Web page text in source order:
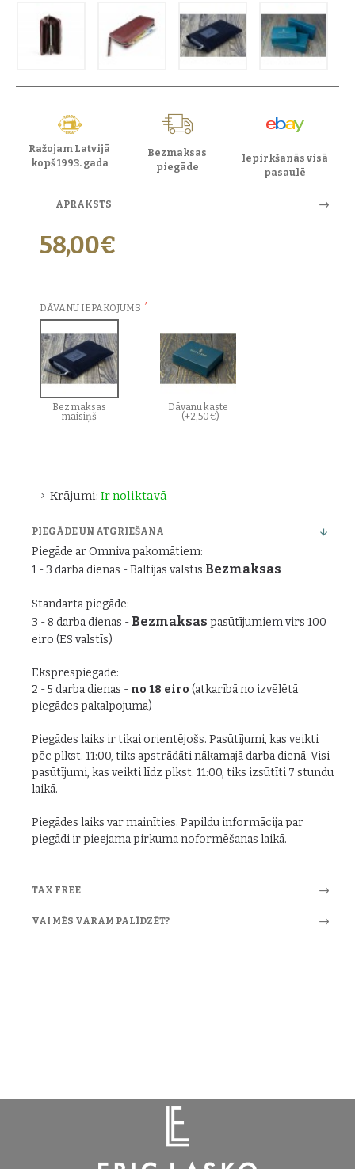
Ražojam Latvijā
kopš 1993. gada
Bezmaksas
piegāde
Iepirkšanās visā
pasaulē
APRAKSTS
Krājumi: Ir noliktavā
58,00€
DĀVANU IEPAKOJUMS
Bez maksas
maisiņš
Dāvanu kaste
(+2,50€)
PIEGĀDE UN ATGRIEŠANA
Piegāde ar Omniva pakomātiem:
1 - 3 darba dienas - Baltijas valstīs Bezmaksas
Standarta piegāde:
3 - 8 darba dienas - Bezmaksas pasūtījumiem virs 100
eiro (ES valstīs)
Eksprespiegāde:
2 - 5 darba dienas - no 18 eiro (atkarībā no izvēlētā
piegādes pakalpojuma)
Piegādes laiks ir tikai orientējošs. Pasūtījumi, kas veikti
pēc plkst. 11:00, tiks apstrādāti nākamajā darba dienā. Visi
pasūtījumi, kas veikti līdz plkst. 11:00, tiks izsūtīti 7 stundu
laikā.
Piegādes laiks var mainīties. Papildu informācija par
piegādi ir pieejama pirkuma noformēšanas laikā.
TAX FREE
VAI MĒS VARAM PALĪDZĒT?